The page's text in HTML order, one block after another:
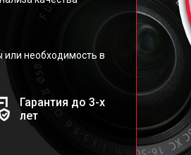
или необходимость в
Гарантия до 3-х
лет